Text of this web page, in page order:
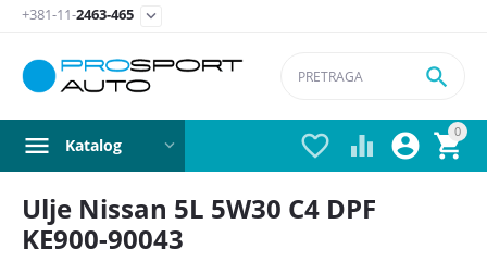
+381-11-2463-465 
0


 

Katalog
Ulje Nissan 5L 5W30 C4 DPF
KE900-90043